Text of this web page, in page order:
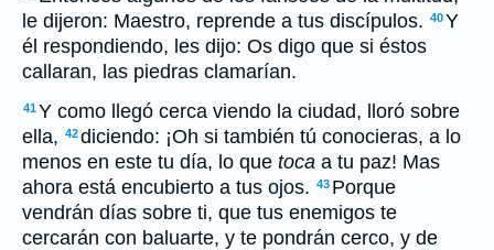
le dijeron: Maestro, reprende a tus discípulos. 40Y
él respondiendo, les dijo: Os digo que si éstos
callaran, las piedras clamarían.
41Y como llegó cerca viendo la ciudad, lloró sobre
ella, 42diciendo: ¡Oh si también tú conocieras, a lo
menos en este tu día, lo que toca a tu paz! Mas
ahora está encubierto a tus ojos. 43 Porque
vendrán días sobre ti, que tus enemigos te
cercarán con baluarte, y te pondrán cerco, y de